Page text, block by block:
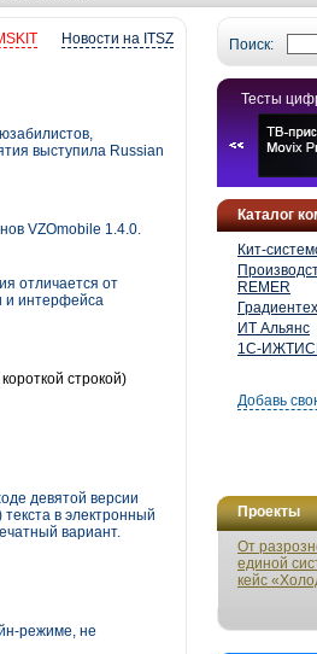
Поиск:
Тесты
Каталог
Кит-
REMER
Градиентех
ИТ Альянс
1С-
Добавь
Проекты
От
единой
кейс
Новости на ITSZ
выступила Russian
VZOmobile 1.4.0.
отличается от
и интерфейса
строкой)
девятой версии
в электронный
вариант.
режиме, не